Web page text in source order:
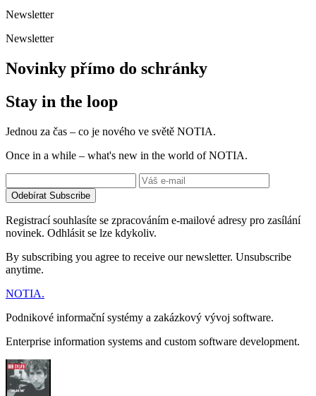
Newsletter
Newsletter
Novinky přímo do schránky
Stay in the loop
Jednou za čas – co je nového ve světě NOTIA.
Once in a while – what's new in the world of NOTIA.
Odebírat Subscribe
Registrací souhlasíte se zpracováním e-mailové adresy pro zasílání
novinek. Odhlásit se lze kdykoliv.
By subscribing you agree to receive our newsletter. Unsubscribe
anytime.
NOTIA.
Podnikové informační systémy a zakázkový vývoj software.
Enterprise information systems and custom software development.